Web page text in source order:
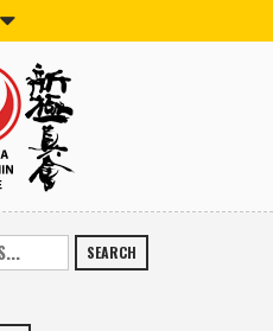
SEARCH